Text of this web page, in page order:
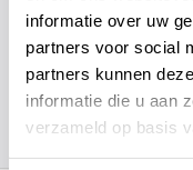
informatie over uw
partners voor social
partners kunnen
informatie die u aan
verzameld op basis
157 klanten